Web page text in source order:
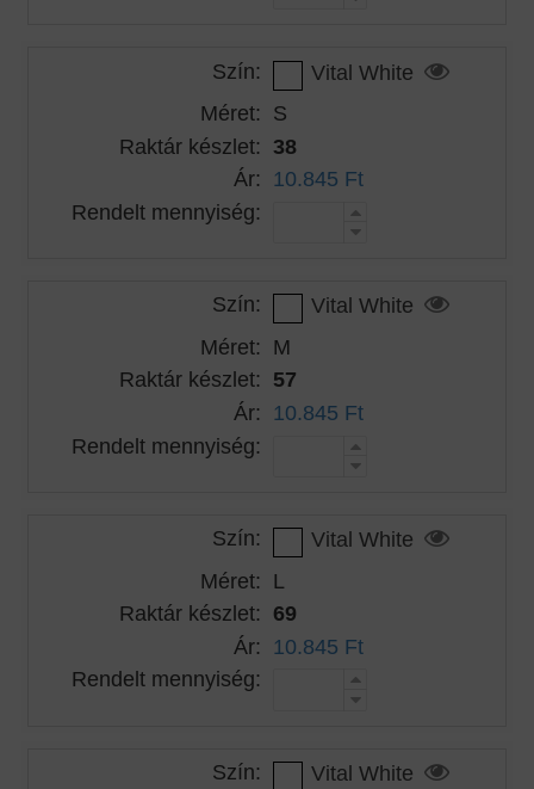
Szín:
Vital White
Méret: S
Raktár készlet: 38
Ár: 10.845 Ft
Rendelt mennyiség:
Szín:
Vital White
Méret: M
Raktár készlet: 57
Ár: 10.845 Ft
Rendelt mennyiség:
Szín:
Vital White
Méret: L
Raktár készlet: 69
Ár: 10.845 Ft
Rendelt mennyiség:
Szín: Vital White